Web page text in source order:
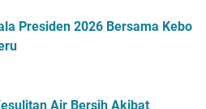
Presiden 2026 Bersama Kebo
Air Bersih Akibat